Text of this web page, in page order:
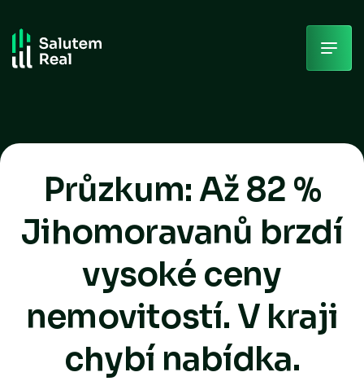
content
Průzkum: Až 82 %
Jihomoravanů brzdí
vysoké ceny
nemovitostí. V kraji
chybí nabídka.